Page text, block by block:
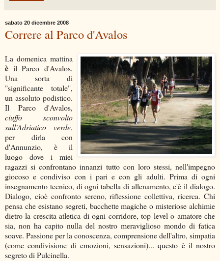
sabato 20 dicembre 2008
Correre al Parco d'Avalos
La domenica mattina
è il Parco d'Avalos.
Una sorta di
"significante totale",
un assoluto podistico.
Il Parco d'Avalos,
ciuffo sconvolto
sull'Adriatico verde,
per dirla con
d'Annunzio, è il
luogo dove i miei
ragazzi si confrontano innanzi tutto con loro stessi, nell'impegno
giocoso e condiviso con i pari e con gli adulti. Prima di ogni
insegnamento tecnico, di ogni tabella di allenamento, c'è il dialogo.
Dialogo, cioè confronto sereno, riflessione collettiva, ricerca. Chi
pensa che esistano segreti, bacchette magiche o misteriose alchimie
dietro la crescita atletica di ogni corridore, top level o amatore che
sia, non ha capito nulla del nostro meraviglioso mondo di fatica
soave. Passione per la conoscenza, comprensione dell'altro, simpatia
(come condivisione di emozioni, sensazioni)... questo è il nostro
segreto di Pulcinella.